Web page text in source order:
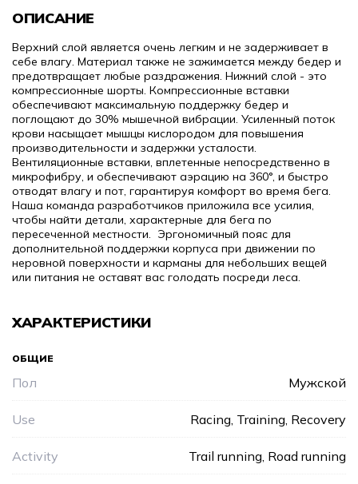
ОПИСАНИЕ
Верхний слой является очень легким и не задерживает в
себе влагу. Материал также не зажимается между бедер и
предотвращает любые раздражения. Нижний слой - это
компрессионные шорты. Компрессионные вставки
обеспечивают максимальную поддержку бедер и
поглощают до 30% мышечной вибрации. Усиленный поток
крови насыщает мышцы кислородом для повышения
производительности и задержки усталости.
Вентиляционные вставки, вплетенные непосредственно в
микрофибру, и обеспечивают аэрацию на 360°, и быстро
отводят влагу и пот, гарантируя комфорт во время бега.
Наша команда разработчиков приложила все усилия,
чтобы найти детали, характерные для бега по
пересеченной местности. Эргономичный пояс для
дополнительной поддержки корпуса при движении по
неровной поверхности и карманы для небольших вещей
или питания не оставят вас голодать посреди леса.
ХАРАКТЕРИСТИКИ
ОБЩИЕ
Пол Мужской
Use Racing, Training, Recovery
Activity Trail running, Road running